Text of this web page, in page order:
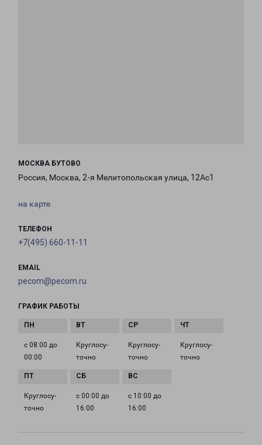
МОСКВА БУТОВО
Россия, Москва, 2-я Мелитопольская улица, 12Ас1
на карте
ТЕЛЕФОН
+7(495) 660-11-11
EMAIL
pecom@pecom.ru
ГРАФИК РАБОТЫ
с 08:00 до
00:00
Круглосу­
точно
Круглосу­
точно
Круглосу­
точно
Круглосу­
точно
с 00:00 до
16:00
с 10:00 до
16:00